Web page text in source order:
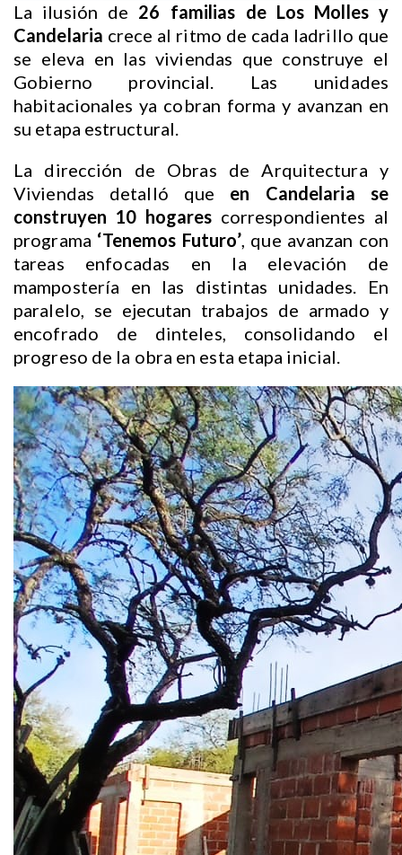
La ilusión de 26 familias de Los Molles y
Candelaria crece al ritmo de cada ladrillo que
se eleva en las viviendas que construye el
Gobierno provincial. Las unidades
habitacionales ya cobran forma y avanzan en
su etapa estructural.
La dirección de Obras de Arquitectura y
Viviendas detalló que en Candelaria se
construyen 10 hogares correspondientes al
programa ‘Tenemos Futuro’, que avanzan con
tareas enfocadas en la elevación de
mampostería en las distintas unidades. En
paralelo, se ejecutan trabajos de armado y
encofrado de dinteles, consolidando el
progreso de la obra en esta etapa inicial.